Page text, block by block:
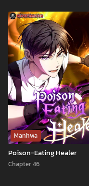
Manhwa
Poison-Eating Healer
Chapter 46